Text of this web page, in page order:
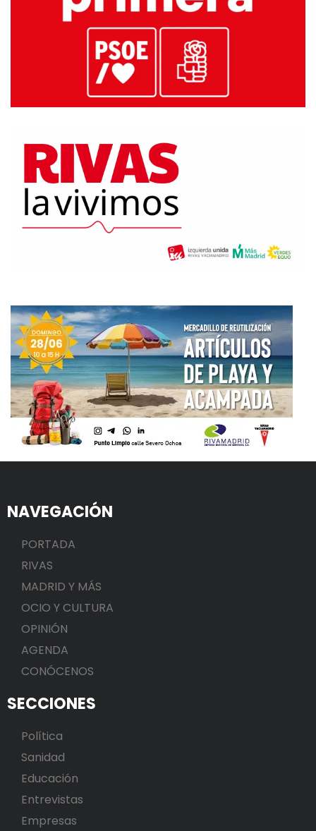
NAVEGACIÓN
PORTADA
RIVAS
MADRID Y MÁS
OCIO Y CULTURA
OPINIÓN
AGENDA
CONÓCENOS
SECCIONES
Política
Sanidad
Educación
Entrevistas
Empresas